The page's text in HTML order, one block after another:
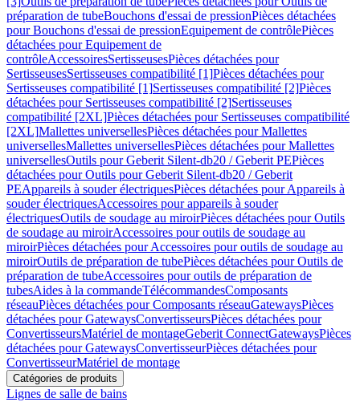
préparation de tubeBouchons d'essai de pressionPièces détachées
pour Bouchons d'essai de pressionEquipement de contrôlePièces
détachées pour Equipement de
contrôleAccessoiresSertisseusesPièces détachées pour
SertisseusesSertisseuses compatibilité [1]Pièces détachées pour
Sertisseuses compatibilité [1]Sertisseuses compatibilité [2]Pièces
détachées pour Sertisseuses compatibilité [2]Sertisseuses
compatibilité [2XL]Pièces détachées pour Sertisseuses compatibilité
[2XL]Mallettes universellesPièces détachées pour Mallettes
universellesMallettes universellesPièces détachées pour Mallettes
universellesOutils pour Geberit Silent-db20 / Geberit PEPièces
détachées pour Outils pour Geberit Silent-db20 / Geberit
PEAppareils à souder électriquesPièces détachées pour Appareils à
souder électriquesAccessoires pour appareils à souder
électriquesOutils de soudage au miroirPièces détachées pour Outils
de soudage au miroirAccessoires pour outils de soudage au
miroirPièces détachées pour Accessoires pour outils de soudage au
miroirOutils de préparation de tubePièces détachées pour Outils de
préparation de tubeAccessoires pour outils de préparation de
tubesAides à la commandeTélécommandesComposants
réseauPièces détachées pour Composants réseauGatewaysPièces
détachées pour GatewaysConvertisseursPièces détachées pour
ConvertisseursMatériel de montageGeberit ConnectGatewaysPièces
détachées pour GatewaysConvertisseurPièces détachées pour
ConvertisseurMatériel de montage
Catégories de produits
Lignes de salle de bains